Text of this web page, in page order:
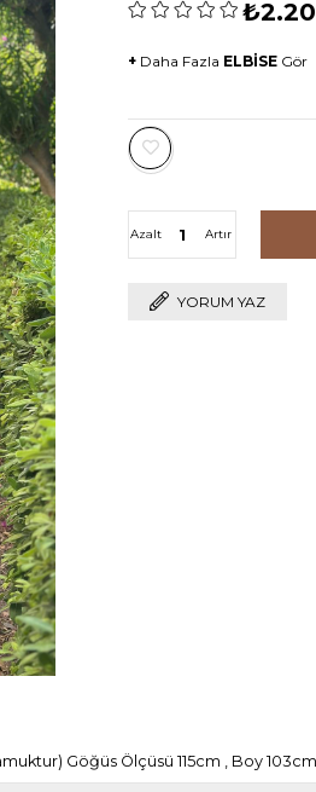
+ Daha Fazla ELBİSE Gör
Artır
Azalt
YORUM YAZ
Göğüs Ölçüsü 115cm , Boy 103cm